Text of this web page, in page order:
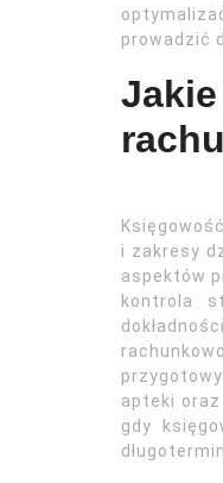
prowadzić
i zakresy
aspektów
kontrola
apteki
gdy